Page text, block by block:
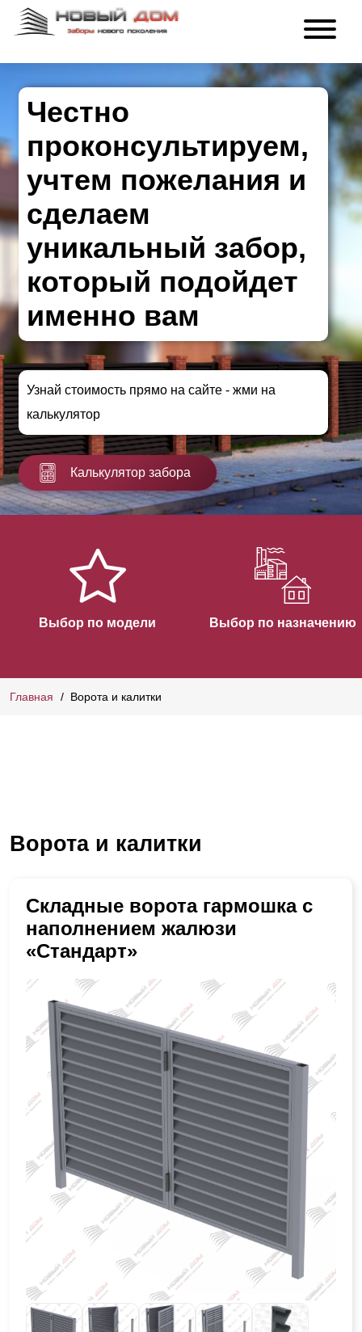
Честно
проконсультируем,
учтем пожелания и
сделаем
уникальный забор,
который подойдет
именно вам
Узнай стоимость прямо на сайте - жми на
калькулятор
Калькулятор забора
Выбор по модели Выбор по назначению
Главная Ворота и калитки
Ворота и калитки
Складные ворота гармошка с
наполнением жалюзи
«Стандарт»